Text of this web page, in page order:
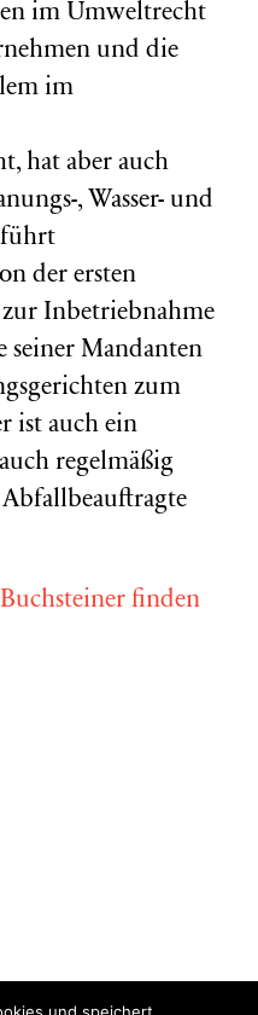
im Umweltrecht
und die
im
hat aber auch
, Wasser- und
führt
der ersten
Inbetriebnahme
seiner Mandanten
zum
ist auch ein
regelmäßig
finden